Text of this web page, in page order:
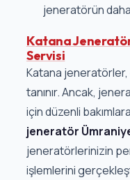
jeneratörün daha
Katana
Servisi
Katana jeneratörler,
tanınır. Ancak,
için düzenli
jeneratör
jeneratörlerinizin
işlemlerini